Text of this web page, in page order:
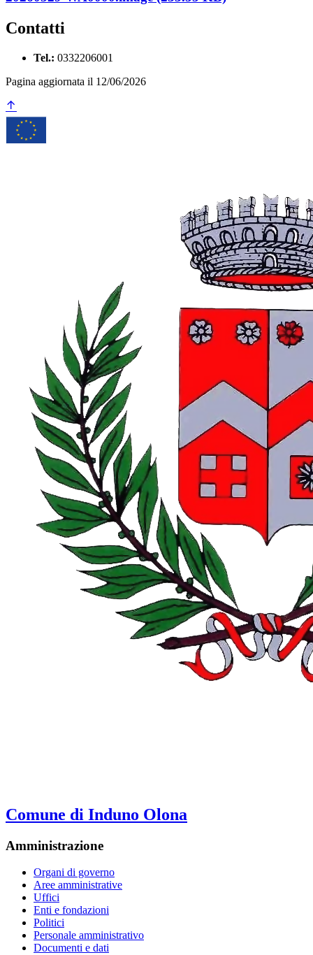
Contatti
Tel.: 0332206001
Pagina aggiornata il 12/06/2026
Comune di Induno Olona
Amministrazione
Organi di governo
Aree amministrative
Uffici
Enti e fondazioni
Politici
Personale amministrativo
Documenti e dati